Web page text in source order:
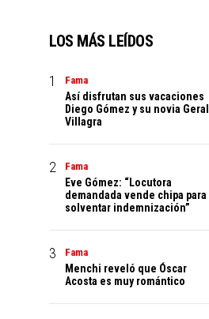
LOS MÁS LEÍDOS
Fama
Así disfrutan sus vacaciones
Diego Gómez y su novia Geral
Villagra
Fama
Eve Gómez: “Locutora
demandada vende chipa para
solventar indemnización”
Fama
Menchi reveló que Óscar
Acosta es muy romántico